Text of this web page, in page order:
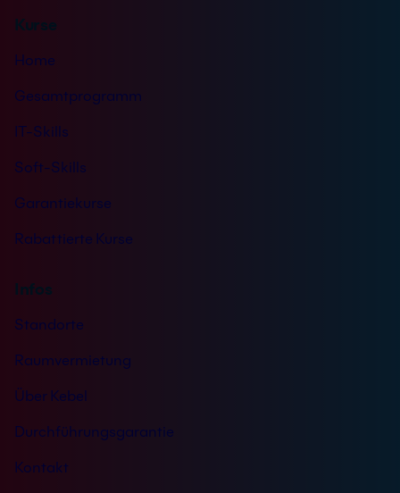
i
*
Kurse
Home
Gesamtprogramm
IT-Skills
Soft-Skills
Garantiekurse
Rabattierte Kurse
Infos
Standorte
Raumvermietung
Über Kebel
Durchführungsgarantie
Kontakt